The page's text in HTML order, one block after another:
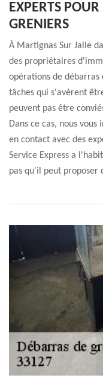
EXPERTS
GRENIERS
À Martignas Sur Jalle
des propriétaires
opérations de débarras
tâches qui s'avèrent
peuvent pas être
Dans ce cas, nous
en contact avec des
Service Express a
pas qu'il peut proposer